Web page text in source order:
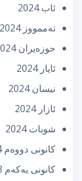
ئاب 2024
تەممووز 2024
حوزه‌یران 2024
ئایار 2024
نیسان 2024
ئازار 2024
شوبات 2024
كانونی دووه‌م 2024
كانونی یه‌كه‌م 2023